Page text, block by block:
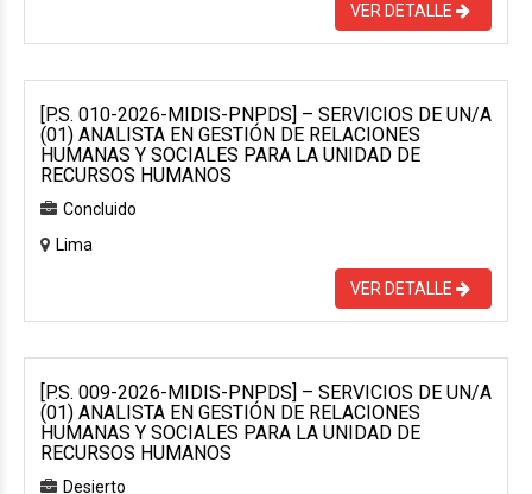
VER DETALLE
[P.S. 010-2026-MIDIS-PNPDS] – SERVICIOS DE UN/A
(01) ANALISTA EN GESTIÓN DE RELACIONES
HUMANAS Y SOCIALES PARA LA UNIDAD DE
RECURSOS HUMANOS
Concluido
Lima
VER DETALLE
[P.S. 009-2026-MIDIS-PNPDS] – SERVICIOS DE UN/A
(01) ANALISTA EN GESTIÓN DE RELACIONES
HUMANAS Y SOCIALES PARA LA UNIDAD DE
RECURSOS HUMANOS
Desierto